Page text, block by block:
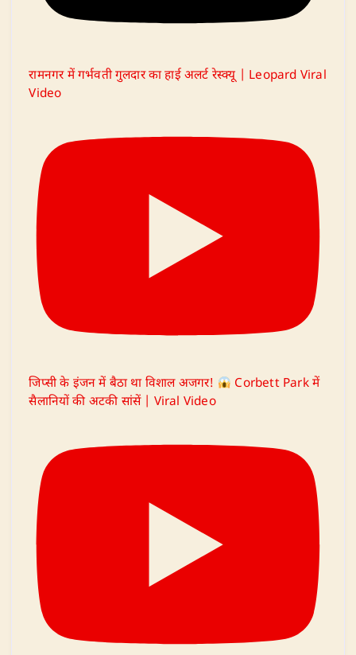
रामनगर में गर्भवती गुलदार का हाई अलर्ट रेस्क्यू | Leopard Viral
Video
जिप्सी के इंजन में बैठा था विशाल अजगर!
Corbett Park में
सैलानियों की अटकी सांसें | Viral Video